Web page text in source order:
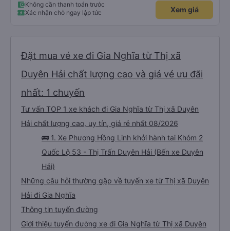
Không cần thanh toán trước
Xác nhận chỗ ngay lập tức
Xem giá
Đặt mua vé xe đi Gia Nghĩa từ Thị xã
Duyên Hải chất lượng cao và giá vé ưu đãi
nhất: 1 chuyến
Tư vấn TOP 1 xe khách đi Gia Nghĩa từ Thị xã Duyên
Hải chất lượng cao, uy tín, giá rẻ nhất 08/2026
🚌 1. Xe Phương Hồng Linh khởi hành tại Khóm 2
Quốc Lộ 53 - Thị Trấn Duyên Hải (Bến xe Duyên
Hải)
Những câu hỏi thường gặp về tuyến xe từ Thị xã Duyên
Hải đi Gia Nghĩa
Thông tin tuyến đường
Giới thiệu tuyến đường xe đi Gia Nghĩa từ Thị xã Duyên